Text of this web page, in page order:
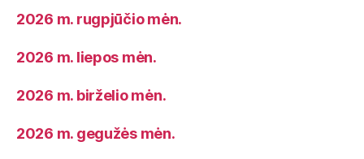
2026 m. rugpjūčio mėn.
2026 m. liepos mėn.
2026 m. birželio mėn.
2026 m. gegužės mėn.